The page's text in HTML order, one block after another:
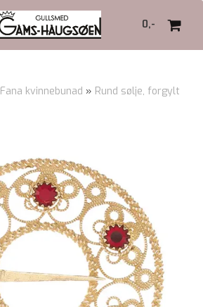
0,-
Fana kvinnebunad » Rund sølje, forgylt